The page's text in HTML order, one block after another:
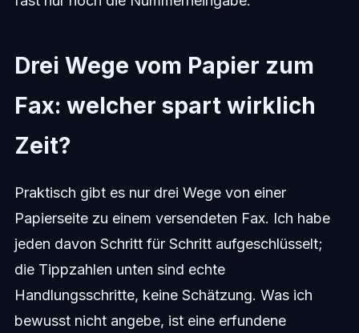
Drei Wege vom Papier zum
Fax: welcher spart wirklich
Zeit?
Praktisch gibt es nur drei Wege von einer
Papierseite zu einem versendeten Fax. Ich habe
jeden davon Schritt für Schritt aufgeschlüsselt;
die Tippzahlen unten sind echte
Handlungsschritte, keine Schätzung. Was ich
bewusst nicht angebe, ist eine erfundene